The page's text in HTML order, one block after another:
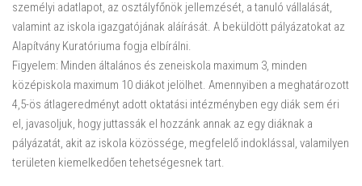
személyi adatlapot, az osztályfőnök jellemzését, a tanuló vállalását,
valamint az iskola igazgatójának aláírását. A beküldött pályázatokat az
Alapítvány Kuratóriuma fogja elbírálni.
Figyelem: Minden általános és zeneiskola maximum 3, minden
középiskola maximum 10 diákot jelölhet. Amennyiben a meghatározott
4,5-ös átlageredményt adott oktatási intézményben egy diák sem éri
el, javasoljuk, hogy juttassák el hozzánk annak az egy diáknak a
pályázatát, akit az iskola közössége, megfelelő indoklással, valamilyen
területen kiemelkedően tehetségesnek tart.